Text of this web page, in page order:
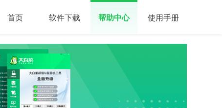
首页 软件下载 帮助中心 使用手册